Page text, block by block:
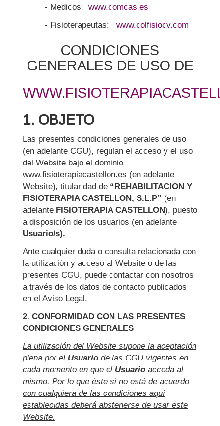
- Medicos: www.comcas.es
- Fisioterapeutas: www.colfisiocv.com
CONDICIONES
GENERALES DE USO DE
1. OBJETO
Las presentes condiciones generales de uso
(en adelante CGU), regulan el acceso y el uso
del Website bajo el dominio
www.fisioterapiacastellon.es (en adelante
Website), titularidad de “REHABILITACION Y
FISIOTERAPIA CASTELLON, S.L.P” (en
adelante FISIOTERAPIA CASTELLON), puesto
a disposición de los usuarios (en adelante
Usuario/s).
Ante cualquier duda o consulta relacionada con
la utilización y acceso al Website o de las
presentes CGU, puede contactar con nosotros
a través de los datos de contacto publicados
en el Aviso Legal.
2. CONFORMIDAD CON LAS PRESENTES
CONDICIONES GENERALES
La utilización del Website supone la aceptación
plena por el Usuario de las CGU vigentes en
cada momento en que el Usuario acceda al
mismo. Por lo que éste si no está de acuerdo
con cualquiera de las condiciones aquí
establecidas deberá abstenerse de usar este
Website.